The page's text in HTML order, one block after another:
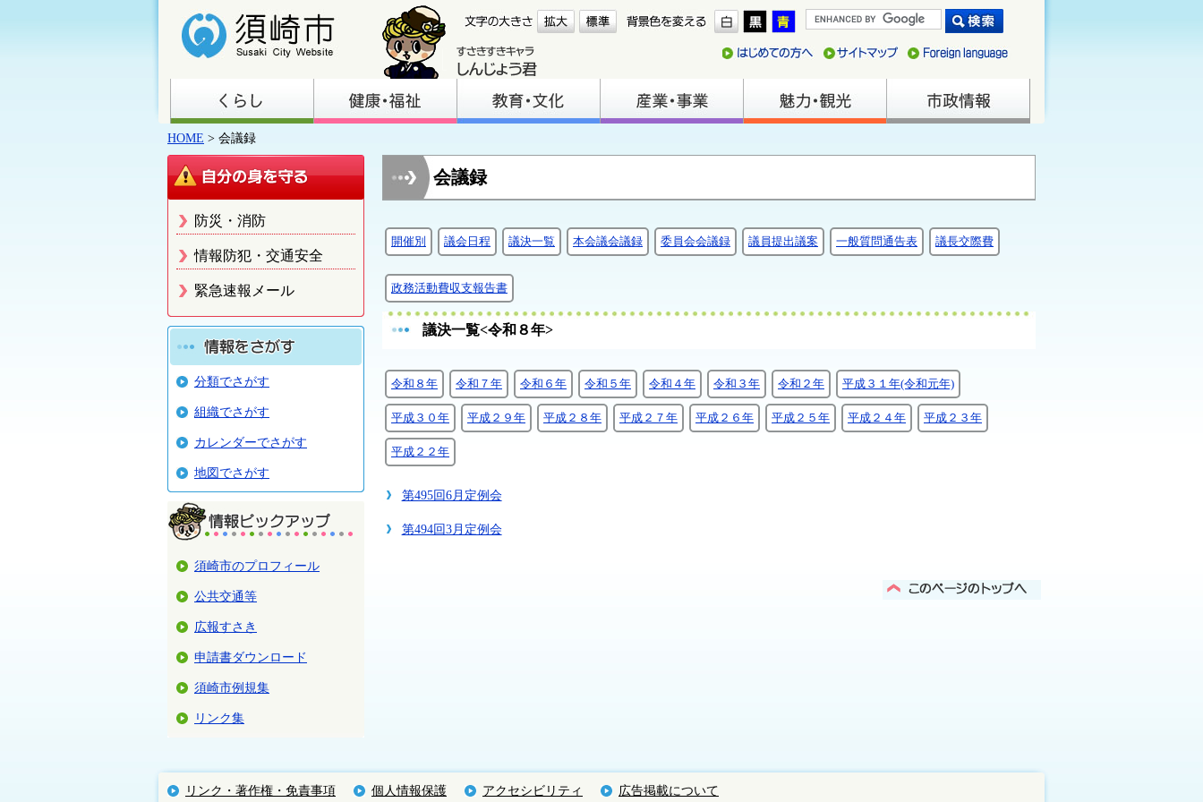
HOME > 会議録
防災・消防
情報防犯・交通安全
緊急速報メール
分類でさがす
組織でさがす
カレンダーでさがす
地図でさがす
須崎市のプロフィール
公共交通等
広報すさき
申請書ダウンロード
須崎市例規集
リンク集
会議録
開催別 議会日程 議決一覧 本会議会議録 委員会会議録 議員提出議案 一般質問通告表 議長交際費
政務活動費収支報告書
議決一覧<令和８年>
令和８年 令和７年 令和６年 令和５年 令和４年 令和３年 令和２年 平成３１年(令和元年)
平成３０年 平成２９年 平成２８年 平成２７年 平成２６年 平成２５年 平成２４年 平成２３年
平成２２年
第495回6月定例会
第494回3月定例会
リンク・著作権・免責事項 個人情報保護 アクセシビリティ 広告掲載について